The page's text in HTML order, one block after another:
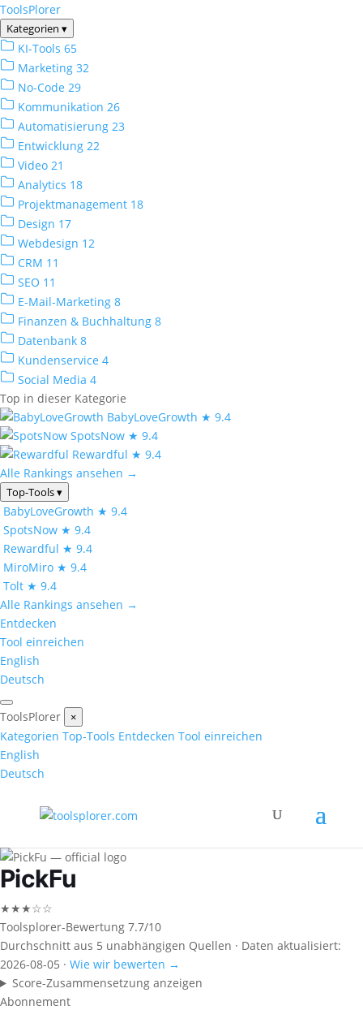
ToolsPlorer
Kategorien ▾
KI-Tools 65
Marketing 32
No-Code 29
Kommunikation 26
Automatisierung 23
Entwicklung 22
Video 21
Analytics 18
Projektmanagement 18
Design 17
Webdesign 12
CRM 11
SEO 11
E-Mail-Marketing 8
Finanzen & Buchhaltung 8
Datenbank 8
Kundenservice 4
Social Media 4
Top in dieser Kategorie
BabyLoveGrowth ★ 9.4
SpotsNow ★ 9.4
Rewardful ★ 9.4
Alle Rankings ansehen →
Top-Tools▾
BabyLoveGrowth ★ 9.4
SpotsNow ★ 9.4
Rewardful ★ 9.4
MiroMiro ★ 9.4
Tolt ★ 9.4
Alle Rankings ansehen →
Entdecken
Tool einreichen
English
Deutsch
ToolsPlorer ×
Kategorien Top-Tools Entdecken Tool einreichen
English
Deutsch
PickFu
★★★☆☆
Toolsplorer-Bewertung 7.7/10
Durchschnitt aus 5 unabhängigen Quellen · Daten aktualisiert:
2026-08-05 · Wie wir bewerten →
Score-Zusammensetzung anzeigen
Abonnement